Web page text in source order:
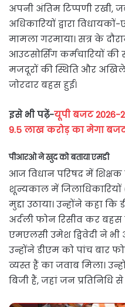
अपनी अंतिम टिप्पणी रखी,
अधिकारियों द्वारा
मामला गरमाया। सत्र के
आउटसोर्सिंग कर्मचारियों
मजदूरों की स्थिति और
जोरदार बहस हुई।
इसे भी पढ़ें-यूपी बजट
9.5 लाख करोड़ का मेगा
पीआरओ ने खुद को बताया एमडी
आज विधान परिषद में शिक्षक
शून्यकाल में जिलाधिकारियों
मुद्दा उठाया। उन्होंने कहा
अर्दली फोन रिसीव कर
एमएलसी उमेश द्विवेदी ने भी
उन्होंने डीएम को पांच बार
व्यस्त हैं का जवाब मिला।
बिजी हैं, जहां जन प्रतिनिधि